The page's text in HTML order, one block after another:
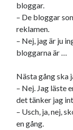
Egna länkar
Bokstävlar & AI –
Den stora
Godisbrödet från
Länkskolan
Lotten som
Vad ska du laga för
bloggar.
– De bloggar
reklamen.
– Nej, jag är ju
bloggarna är …
Nästa gång ska
– Nej. Jag läste
det tänker jag
– Usch, ja, nej,
en gång.